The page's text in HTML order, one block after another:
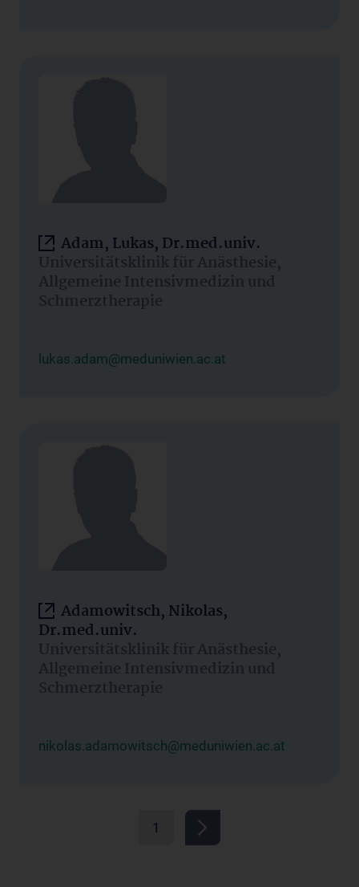
Adam, Lukas, Dr.med.univ.
Universitätsklinik für Anästhesie,
Allgemeine Intensivmedizin und
Schmerztherapie
lukas.adam@meduniwien.ac.at
Adamowitsch, Nikolas,
Dr.med.univ.
Universitätsklinik für Anästhesie,
Allgemeine Intensivmedizin und
Schmerztherapie
nikolas.adamowitsch@meduniwien.ac.at
1